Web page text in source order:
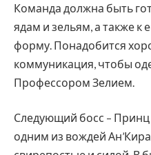
Команда должна быть
ядам и зельям, а также к
форму. Понадобится
коммуникация, чтобы
Профессором Зелием.
Следующий босс – Принц
одним из вождей